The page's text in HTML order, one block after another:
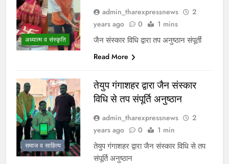
अध्यात्म व संस्कृति
admin_tharexpressnews
2
years ago
0 1 mins
जैन संस्कार विधि द्वारा तप अनुष्ठान संपूर्ती
Read More
समाज व साहित्य
तेयुप गंगाशहर द्वारा जैन संस्कार
विधि से तप संपूर्ति अनुष्ठान
admin_tharexpressnews
2
years ago
0 1 min
तेयुप गंगाशहर द्वारा जैन संस्कार विधि से तप
संपूर्ति अनुष्ठान